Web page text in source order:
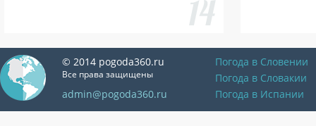
© 2014 pogoda360.ru
Все права защищены
admin@pogoda360.ru
Погода в Словении
Погода в Словакии
Погода в Испании